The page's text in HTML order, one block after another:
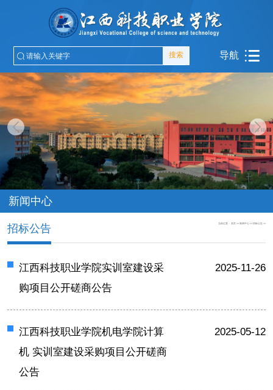
搜索 导航
新闻中心
招标公告 当前位置： 首页>> 新闻中心>> 招标公告>>
江西科技职业学院实训室建设采
购项目公开磋商公告
2025-11-26
江西科技职业学院机电学院计算
机 实训室建设采购项目公开磋商
公告
2025-05-12